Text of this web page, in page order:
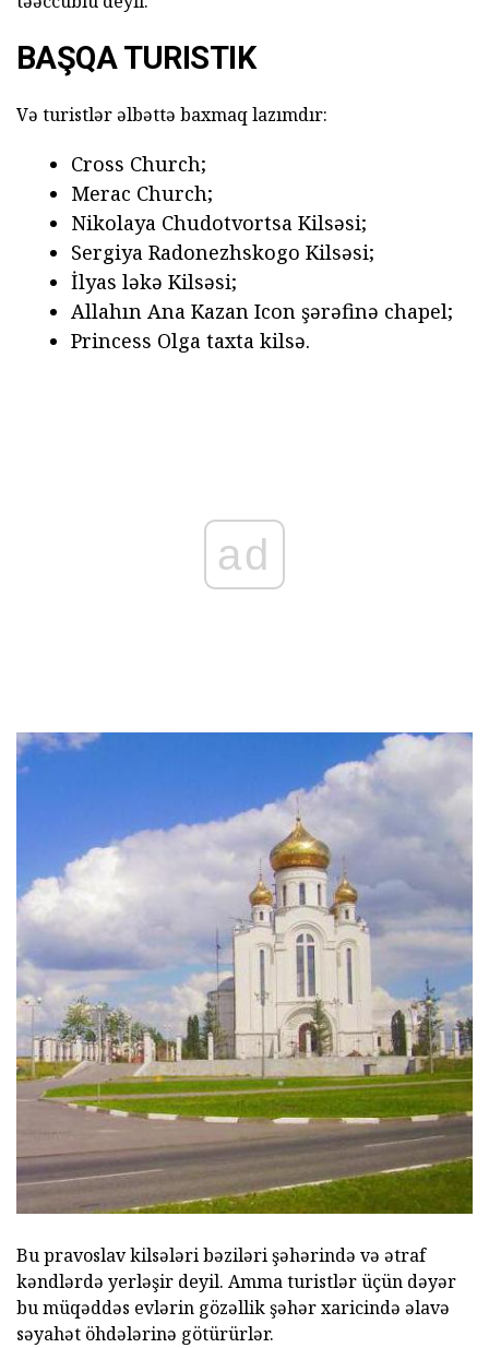
BAŞQA TURISTIK
Və turistlər əlbəttə baxmaq lazımdır:
Cross Church;
Merac Church;
Nikolaya Chudotvortsa Kilsəsi;
Sergiya Radonezhskogo Kilsəsi;
İlyas ləkə Kilsəsi;
Allahın Ana Kazan Icon şərəfinə chapel;
Princess Olga taxta kilsə.
ad
Bu pravoslav kilsələri bəziləri şəhərində və ətraf
kəndlərdə yerləşir deyil. Amma turistlər üçün dəyər
bu müqəddəs evlərin gözəllik şəhər xaricində əlavə
səyahət öhdələrinə götürürlər.